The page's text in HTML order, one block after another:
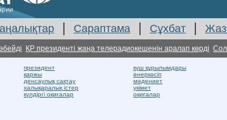
Сараптама Сұхбат
ҚР президенті жаңа телерадиокешенін аралап көрді
президент
қаржы
денсаулық сақтау
халықаралық істер
күлдіргі оқиғалар
күш құрылымдары
өнеркәсіп
мәдениет
үкімет
оқиғалар